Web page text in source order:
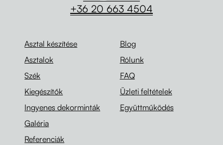
Asztal készítése
Asztalok
Szék
Kiegészítők
Ingyenes dekorminták
Galéria
Referenciák
Blog
Rólunk
FAQ
Üzleti feltételek
Együttműködés
+36 20 663 4504